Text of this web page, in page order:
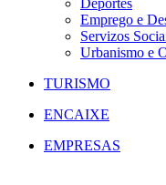
Deportes
Emprego e
Servizos
Urbanismo e
TURISMO
ENCAIXE
EMPRESAS